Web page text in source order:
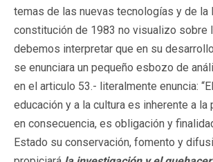
temas de las nuevas tecnologías y de la
constitución de 1983 no visualizo sobre
debemos interpretar que en su
se enunciara un pequeño esbozo de
en el articulo 53.- literalmente enuncia:
educación y a la cultura es inherente a la
en consecuencia, es obligación y
Estado su conservación, fomento y